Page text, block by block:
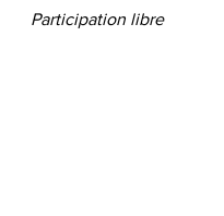
Participation libre